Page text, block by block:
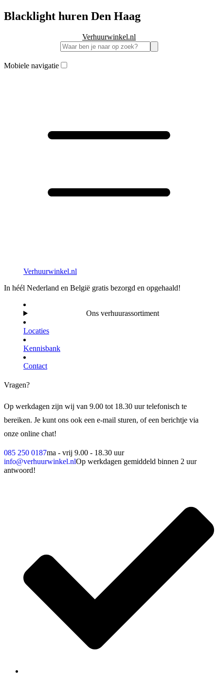
Blacklight huren Den Haag
Verhuurwinkel.nl
Mobiele navigatie
Verhuurwinkel.nl
In héél Nederland en België gratis bezorgd en opgehaald!
Ons verhuurassortiment
Locaties
Kennisbank
Contact
Vragen?
Op werkdagen zijn wij van 9.00 tot 18.30 uur telefonisch te
bereiken. Je kunt ons ook een e-mail sturen, of een berichtje via
onze online chat!
085 250 0187ma - vrij 9.00 - 18.30 uur
info@verhuurwinkel.nlOp werkdagen gemiddeld binnen 2 uur
antwoord!